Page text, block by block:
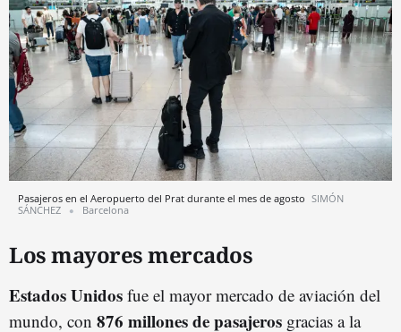
Pasajeros en el Aeropuerto del Prat durante el mes de agosto SIMÓN
SÁNCHEZ
Barcelona
Los mayores mercados
Estados Unidos fue el mayor mercado de aviación del
mundo, con 876 millones de pasajeros gracias a la